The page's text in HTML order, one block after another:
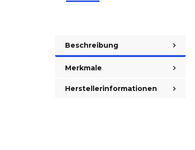
Beschreibung
Merkmale
Herstellerinformationen